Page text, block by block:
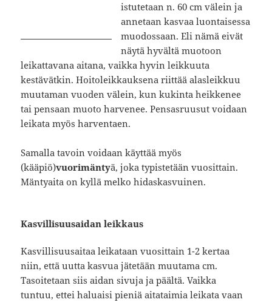
istutetaan n. 60 cm välein ja
annetaan kasvaa luontaisessa
muodossaan. Eli nämä eivät
näytä hyvältä muotoon
leikattavana aitana, vaikka hyvin leikkuuta
kestävätkin. Hoitoleikkauksena riittää alasleikkuu
muutaman vuoden välein, kun kukinta heikkenee
tai pensaan muoto harvenee. Pensasruusut voidaan
leikata myös harventaen.
Samalla tavoin voidaan käyttää myös
(kääpiö)vuorimäntyä, joka typistetään vuosittain.
Mäntyaita on kyllä melko hidaskasvuinen.
Kasvillisuusaidan leikkaus
Kasvillisuusaitaa leikataan vuosittain 1-2 kertaa
niin, että uutta kasvua jätetään muutama cm.
Tasoitetaan siis aidan sivuja ja päältä. Vaikka
tuntuu, ettei haluaisi pieniä aitataimia leikata vaan